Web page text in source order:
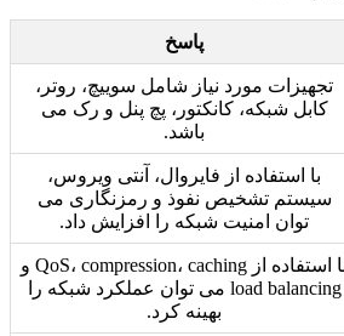
پاسخ
تجهیزات مورد نیاز شامل سوییچ، روتر،
کابل شبکه، کانکتور، پچ پنل و رک می
باشد.
با استفاده از فایروال، آنتی ویروس،
سیستم تشخیص نفوذ و رمزنگاری می
توان امنیت شبکه را افزایش داد.
با استفاده از QoS، compression، caching و
load balancing می توان عملکرد شبکه را
بهینه کرد.